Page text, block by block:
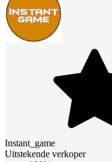
Instant_game
Uitstekende verkoper